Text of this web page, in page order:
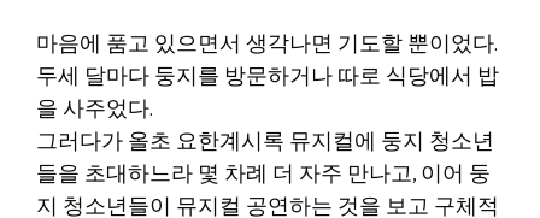
마음에 품고 있으면서 생각나면 기도할 뿐이었다.
두세 달마다 둥지를 방문하거나 따로 식당에서 밥
을 사주었다.
그러다가 올초 요한계시록 뮤지컬에 둥지 청소년
들을 초대하느라 몇 차례 더 자주 만나고, 이어 둥
지 청소년들이 뮤지컬 공연하는 것을 보고 구체적